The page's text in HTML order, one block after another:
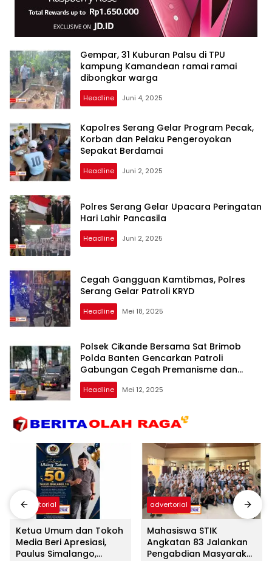
Gempar, 31 Kuburan Palsu di TPU
kampung Kamandean ramai ramai
dibongkar warga
Headline Juni 4, 2025
Kapolres Serang Gelar Program Pecak,
Korban dan Pelaku Pengeroyokan
Sepakat Berdamai
Headline Juni 2, 2025
Polres Serang Gelar Upacara Peringatan
Hari Lahir Pancasila
Headline Juni 2, 2025
Cegah Gangguan Kamtibmas, Polres
Serang Gelar Patroli KRYD
Headline Mei 18, 2025
Polsek Cikande Bersama Sat Brimob
Polda Banten Gencarkan Patroli
Gabungan Cegah Premanisme dan
Pungli
Headline Mei 12, 2025
advertorial
Ketua Umum dan Tokoh
Media Beri Apresiasi,
Paulus Simalango,
advertorial
Mahasiswa STIK
Angkatan 83 Jalankan
Pengabdian Masyarakat